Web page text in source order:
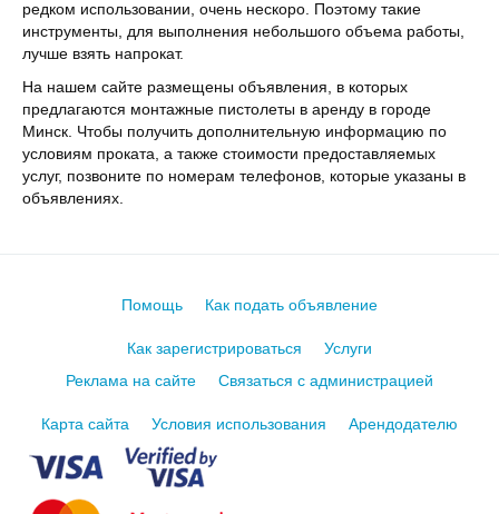
редком использовании, очень нескоро. Поэтому такие
инструменты, для выполнения небольшого объема работы,
лучше взять напрокат.
На нашем сайте размещены объявления, в которых
предлагаются монтажные пистолеты в аренду в городе
Минск. Чтобы получить дополнительную информацию по
условиям проката, а также стоимости предоставляемых
услуг, позвоните по номерам телефонов, которые указаны в
объявлениях.
Помощь Как подать объявление
Как зарегистрироваться
Услуги
Реклама на сайте
Связаться с администрацией
Карта сайта Условия использования Арендодателю